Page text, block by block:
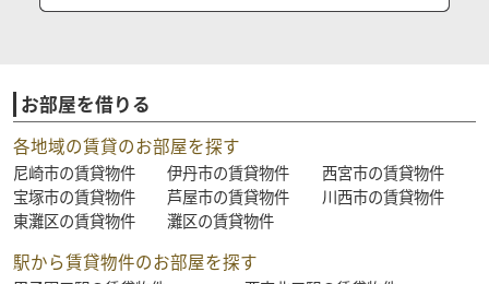
お部屋を借りる
各地域の賃貸のお部屋を探す
尼崎市の賃貸物件 伊丹市の賃貸物件
西宮市の賃貸物件
宝塚市の賃貸物件
芦屋市の賃貸物件
川西市の賃貸物件
東灘区の賃貸物件
灘区の賃貸物件
駅から賃貸物件のお部屋を探す